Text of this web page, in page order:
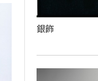
銀飾